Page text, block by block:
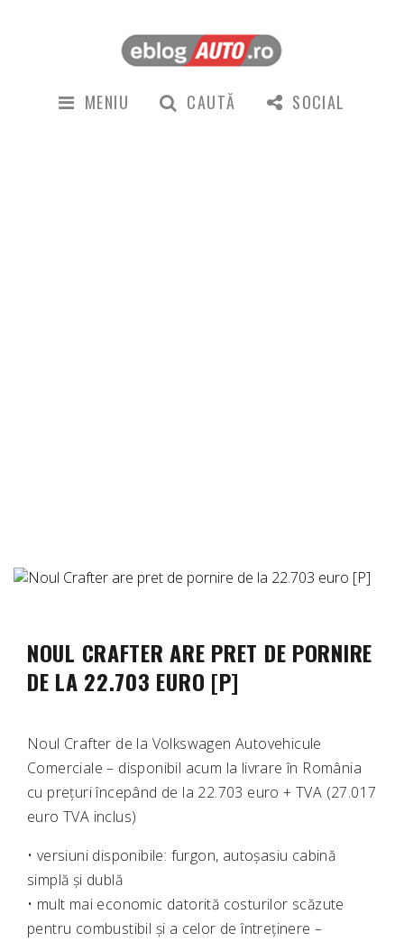
MENIU CAUTĂ SOCIAL
NOUL CRAFTER ARE PRET DE PORNIRE
DE LA 22.703 EURO [P]
Noul Crafter de la Volkswagen Autovehicule
Comerciale – disponibil acum la livrare în România
cu prețuri începând de la 22.703 euro + TVA (27.017
euro TVA inclus)
• versiuni disponibile: furgon, autoșasiu cabină
simplă și dublă
• mult mai economic datorită costurilor scăzute
pentru combustibil și a celor de întreținere –